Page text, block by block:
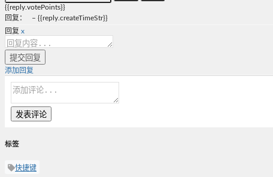
{{reply.votePoints}}
回复 ： – {{reply.createTimeStr}}
回复 x
提交回复
添加回复
发表评论
标签
快捷键